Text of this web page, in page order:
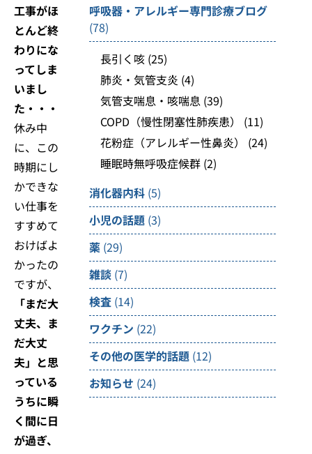
工事がほ
とんど終
わりにな
ってしま
いまし
た・・・
休み中
に、この
時期にし
かできな
い仕事を
すすめて
おけばよ
かったの
ですが、
「まだ大
丈夫、ま
だ大丈
夫」と思
っている
うちに瞬
く間に日
が過ぎ、
呼吸器・アレルギー専門診療ブログ
(78)
長引く咳 (25)
肺炎・気管支炎 (4)
気管支喘息・咳喘息 (39)
COPD（慢性閉塞性肺疾患）
(11)
花粉症（アレルギー性鼻炎）
(24)
睡眠時無呼吸症候群 (2)
消化器内科 (5)
小児の話題 (3)
薬 (29)
雑談 (7)
検査 (14)
ワクチン (22)
その他の医学的話題 (12)
お知らせ (24)